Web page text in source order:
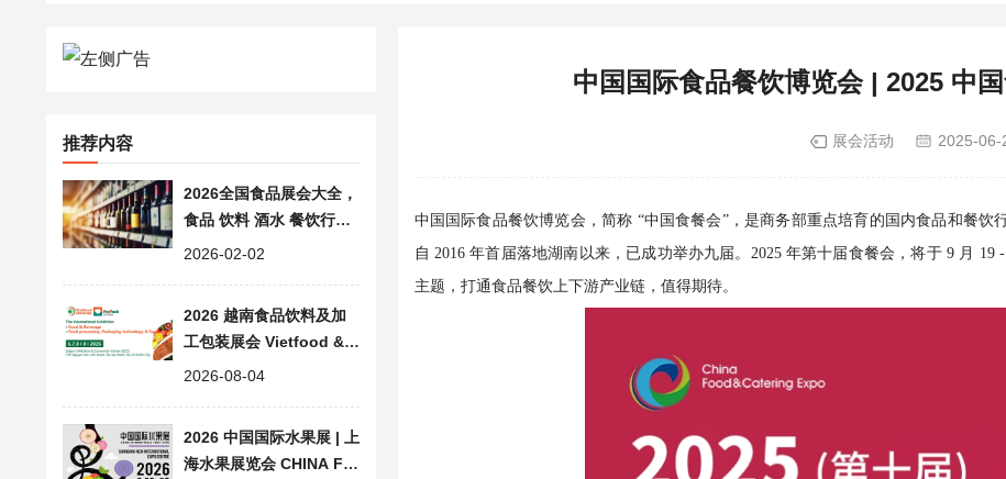
推荐内容
2026全国食品展会大全，
食品 饮料 酒水 餐饮行业
展览会汇总
2026-02-02
2026 越南食品饮料及加
工包装展会 Vietfood & B
everage & Propack
2026-08-04
2026 中国国际水果展 | 上
海水果展览会 CHINA FR
中国国际食品餐饮博览会 | 2025 中
展会活动 2025-06-
中国国际食品餐饮博览会，简称 “中国食餐会”，是商务部重点培育的国内食品和餐饮
自 2016 年首届落地湖南以来，已成功举办九届。2025 年第十届食餐会，将于 9 月
主题，打通食品餐饮上下游产业链，值得期待。